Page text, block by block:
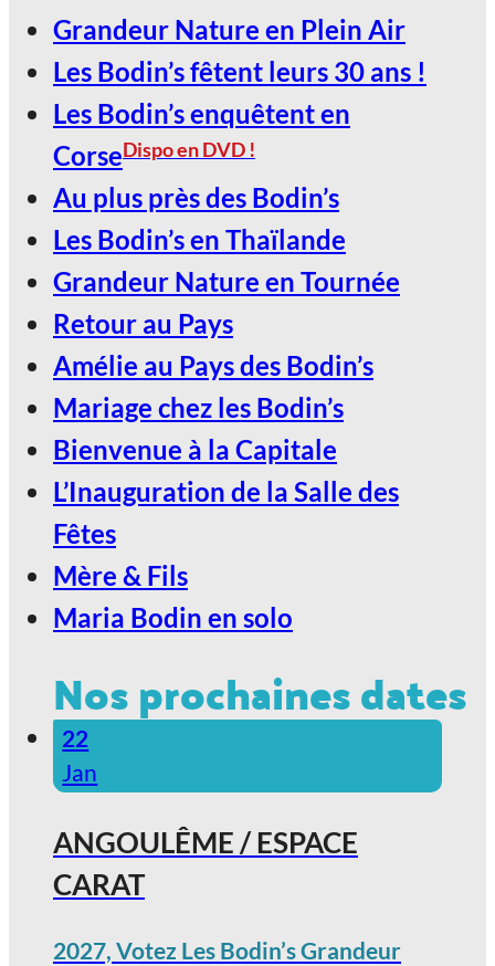
2027, Votez Les Bodin’s Grandeur
Nature !
Jan
LE SCARABÉE / ROANNE
2027, Votez Les Bodin’s Grandeur
Nature !
Grandeur Nature en Plein Air
Les Bodin’s fêtent leurs 30 ans !
Les Bodin’s enquêtent en
CorseDispo en DVD !
Au plus près des Bodin’s
Les Bodin’s en Thaïlande
Grandeur Nature en Tournée
Retour au Pays
Amélie au Pays des Bodin’s
Mariage chez les Bodin’s
Bienvenue à la Capitale
L’Inauguration de la Salle des
Fêtes
Mère & Fils
Maria Bodin en solo
Nos prochaines dates
22
Jan
ANGOULÊME / ESPACE
CARAT
2027, Votez Les Bodin’s Grandeur